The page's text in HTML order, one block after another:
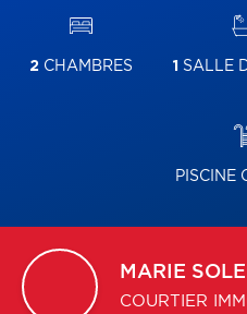
2 CHAMBRES 1 SALLE
PISCINE
MARIE
COURTIER